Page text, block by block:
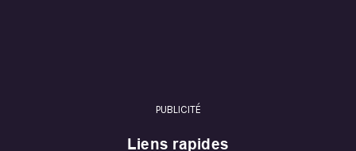
PUBLICITÉ
Liens rapides